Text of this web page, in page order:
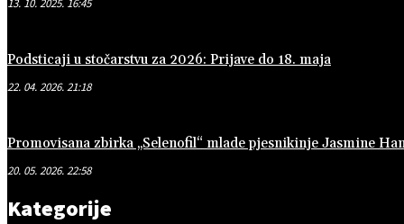
13. 10. 2025. 16:45
Podsticaji u stočarstvu za 2026: Prijave do 18. maja
22. 04. 2026. 21:18
Promovisana zbirka „Selenofil“ mlade pjesnikinje Jasmine
20. 05. 2026. 22:58
Kategorije